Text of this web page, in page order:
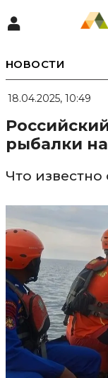
НОВОСТИ
18.04.2025, 10:49
рыбалки
Что